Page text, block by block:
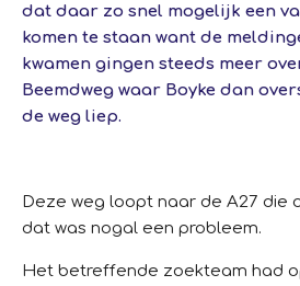
dat daar zo snel mogelijk een
komen te staan want de
kwamen gingen steeds meer
Beemdweg waar Boyke dan
de weg liep.
Deze weg loopt naar de A27 die
dat was nogal een probleem.
Het betreffende zoekteam had